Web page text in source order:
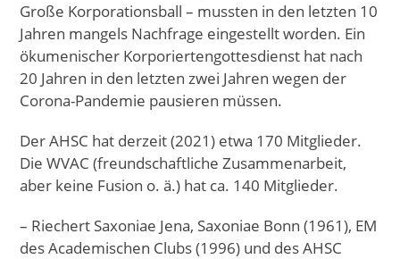
Große Korporationsball – mussten in den letzten 10
Jahren mangels Nachfrage eingestellt worden. Ein
ökumenischer Korporiertengottesdienst hat nach
20 Jahren in den letzten zwei Jahren wegen der
Corona-Pandemie pausieren müssen.
Der AHSC hat derzeit (2021) etwa 170 Mitglieder.
Die WVAC (freundschaftliche Zusammenarbeit,
aber keine Fusion o. ä.) hat ca. 140 Mitglieder.
– Riechert Saxoniae Jena, Saxoniae Bonn (1961), EM
des Academischen Clubs (1996) und des AHSC